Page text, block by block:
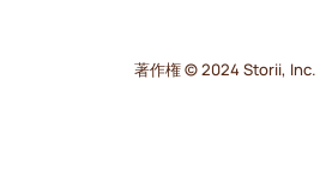
著作権 © 2024 Storii, Inc.